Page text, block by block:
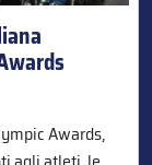
Awards,